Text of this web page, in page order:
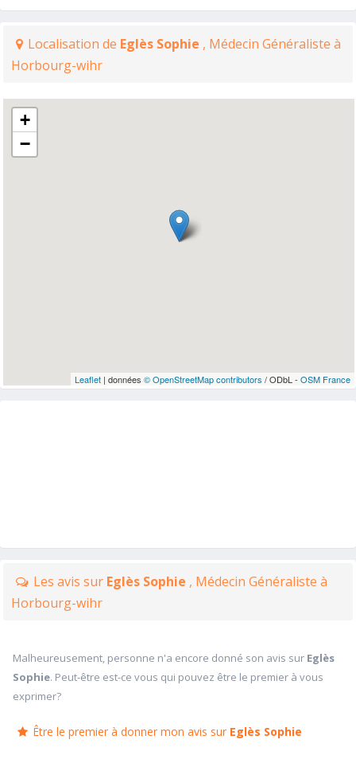
Localisation de Eglès Sophie , Médecin Généraliste à
Horbourg-wihr
+
−
Leaflet| données © OpenStreetMap contributors / ODbL - OSM France
Les avis sur Eglès Sophie , Médecin Généraliste à
Horbourg-wihr
Malheureusement, personne n'a encore donné son avis sur Eglès
Sophie. Peut-être est-ce vous qui pouvez être le premier à vous
exprimer?
Être le premier à donner mon avis sur Eglès Sophie